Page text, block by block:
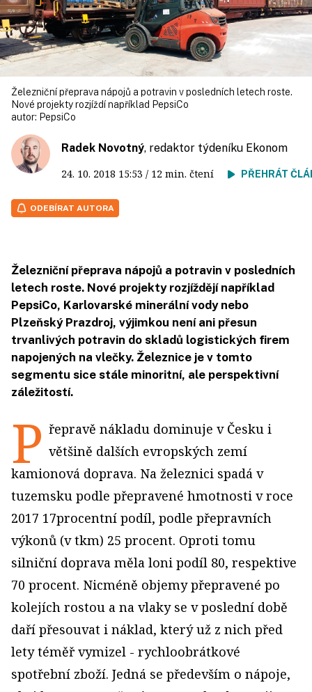
Železniční přeprava nápojů a potravin v posledních letech roste.
Nové projekty rozjíždí například PepsiCo
autor: PepsiCo
Radek Novotný, redaktor týdeníku Ekonom
24. 10. 2018 15:53 / 12 min. čtení PŘEHRÁT
ODEBÍRAT AUTORA
Železniční přeprava nápojů a potravin v posledních
letech roste. Nové projekty rozjíždějí například
PepsiCo, Karlovarské minerální vody nebo
Plzeňský Prazdroj, výjimkou není ani přesun
trvanlivých potravin do skladů logistických firem
napojených na vlečky. Železnice je v tomto
segmentu sice stále minoritní, ale perspektivní
záležitostí.
P řepravě nákladu dominuje v Česku i
většině dalších evropských zemí
kamionová doprava. Na železnici spadá v
tuzemsku podle přepravené hmotnosti v roce
2017 17procentní podíl, podle přepravních
výkonů (v tkm) 25 procent. Oproti tomu
silniční doprava měla loni podíl 80, respektive
70 procent. Nicméně objemy přepravené po
kolejích rostou a na vlaky se v poslední době
daří přesouvat i náklad, který už z nich před
lety téměř vymizel - rychloobrátkové
spotřební zboží. Jedná se především o nápoje,